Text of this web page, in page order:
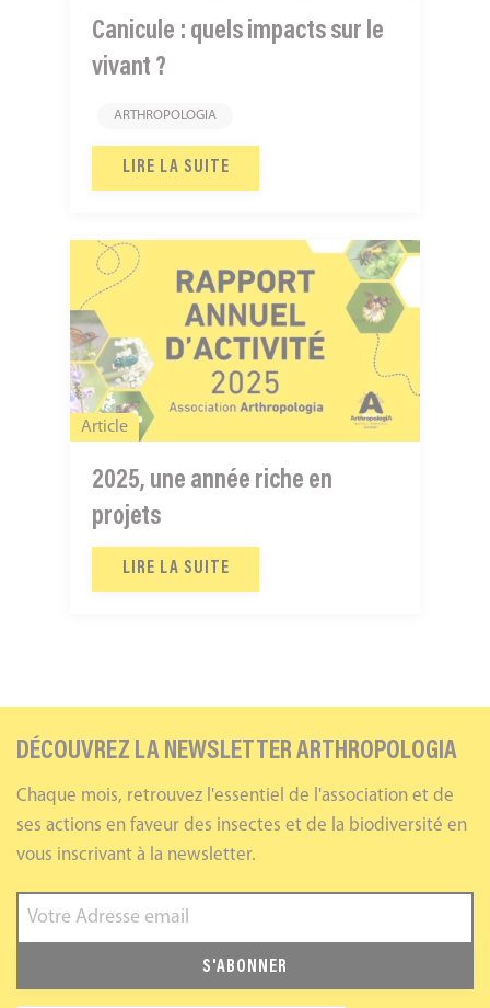
Canicule : quels impacts sur le
vivant ?
ARTHROPOLOGIA
LIRE LA SUITE
Article
2025, une année riche en
projets
LIRE LA SUITE
2025,
année
riche
en
projets
DÉCOUVREZ LA NEWSLETTER ARTHROPOLOGIA
Chaque mois, retrouvez l'essentiel de l'association et de
ses actions en faveur des insectes et de la biodiversité en
vous inscrivant à la newsletter.
S'ABONNER